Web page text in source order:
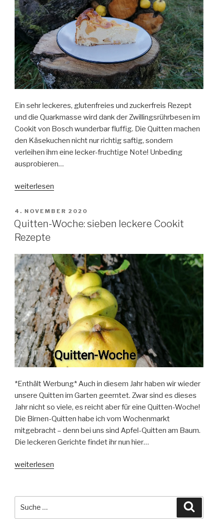
Ein sehr leckeres, glutenfreies und zuckerfreis Rezept
und die Quarkmasse wird dank der Zwillingsrührbesen im
Cookit von Bosch wunderbar fluffig. Die Quitten machen
den Käsekuchen nicht nur richtig saftig, sondern
verleihen ihm eine lecker-fruchtige Note! Unbeding
ausprobieren…
„Quitten-
(ohne
Boden)
–
Bosch
Rezept“
weiterlesen
VERÖFFENTLICHT
AM
4. NOVEMBER 2020
Quitten-Woche: sieben leckere Cookit
Rezepte
*Enthält Werbung* Auch in diesem Jahr haben wir wieder
unsere Quitten im Garten geerntet. Zwar sind es dieses
Jahr nicht so viele, es reicht aber für eine Quitten-Woche!
Die Birnen-Quitten habe ich vom Wochenmarkt
mitgebracht – denn bei uns sind Apfel-Quitten am Baum.
Die leckeren Gerichte findet ihr nun hier…
„Quitten-
leckere
Cookit
weiterlesen